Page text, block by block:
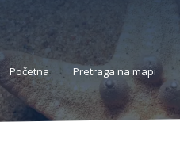
Početna Pretraga na mapi